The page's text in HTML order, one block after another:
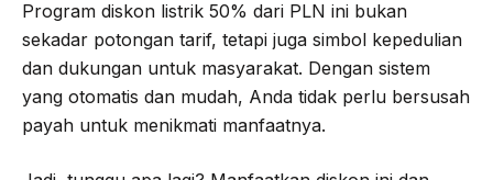
Program diskon listrik 50% dari PLN ini bukan
sekadar potongan tarif, tetapi juga simbol kepedulian
dan dukungan untuk masyarakat. Dengan sistem
yang otomatis dan mudah, Anda tidak perlu bersusah
payah untuk menikmati manfaatnya.